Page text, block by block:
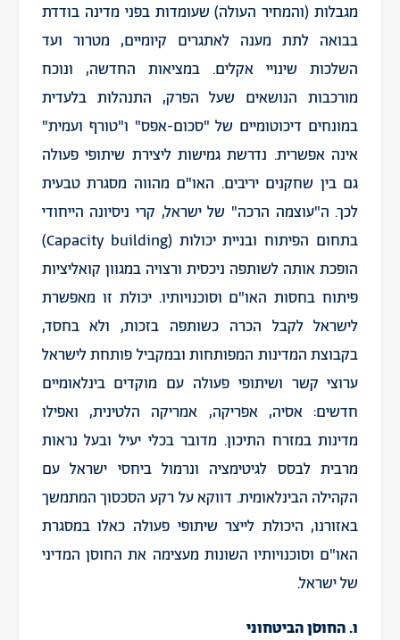
מגבלות (והמחיר העולה) שעומדות בפני מדינה בודדת
בבואה לתת מענה לאתגרים קיומיים, מטרור ועד
השלכות שינויי אקלים. במציאות החדשה, ונוכח
מורכבות הנושאים שעל הפרק, התנהלות בלעדית
במונחים דיכוטומיים של "סכום-אפס" ו"טורף ועמית"
אינה אפשרית. נדרשת גמישות ליצירת שיתופי פעולה
גם בין שחקנים יריבים. האו"ם מהווה מסגרת טבעית
לכך. ה"עוצמה הרכה" של ישראל, קרי ניסיונה הייחודי
בתחום הפיתוח ובניית יכולות (Capacity building)
הופכת אותה לשותפה ניכסית ורצויה במגוון קואליציות
פיתוח בחסות האו"ם וסוכנויותיו. יכולת זו מאפשרת
לישראל לקבל הכרה כשותפה בזכות, ולא בחסד,
בקבוצת המדינות המפותחות ובמקביל פותחת לישראל
ערוצי קשר ושיתופי פעולה עם מוקדים בינלאומיים
חדשים: אסיה, אפריקה, אמריקה הלטינית, ואפילו
מדינות במזרח התיכון. מדובר בכלי יעיל ובעל נראות
מרבית לבסס לגיטימציה ונרמול ביחסי ישראל עם
הקהילה הבינלאומית. דווקא על רקע הסכסוך המתמשך
באזורנו, היכולת לייצר שיתופי פעולה כאלו במסגרת
האו"ם וסוכנויותיו השונות מעצימה את החוסן המדיני
של ישראל.
ו. החוסן הביטחוני